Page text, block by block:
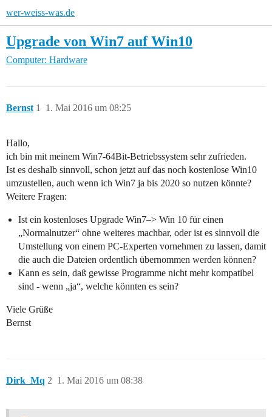
wer-weiss-was.de
Upgrade von Win7 auf Win10
Computer: Hardware
Bernst 1. Mai 2016 um 08:25
1
Hallo,
ich bin mit meinem Win7-64Bit-Betriebssystem sehr zufrieden.
Ist es deshalb sinnvoll, schon jetzt auf das noch kostenlose Win10
umzustellen, auch wenn ich Win7 ja bis 2020 so nutzen könnte?
Weitere Fragen:
Ist ein kostenloses Upgrade Win7–> Win 10 für einen
„Normalnutzer“ ohne weiteres machbar, oder ist es sinnvoll die
Umstellung von einem PC-Experten vornehmen zu lassen, damit
die auch die Dateien ordentlich übernommen werden können?
Kann es sein, daß gewisse Programme nicht mehr kompatibel
sind - wenn „ja“, welche könnten es sein?
Viele Grüße
Bernst
Dirk_Mq 1. Mai 2016 um 08:38
2